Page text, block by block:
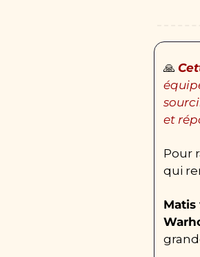
🙏
et
Pour
qui